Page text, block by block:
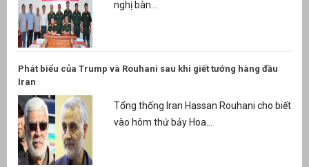
nghị bàn...
Phát biểu của Trump và Rouhani sau khi giết tướng hàng đầu
Iran
Tổng thống Iran Hassan Rouhani cho biết
vào hôm thứ bảy Hoa...